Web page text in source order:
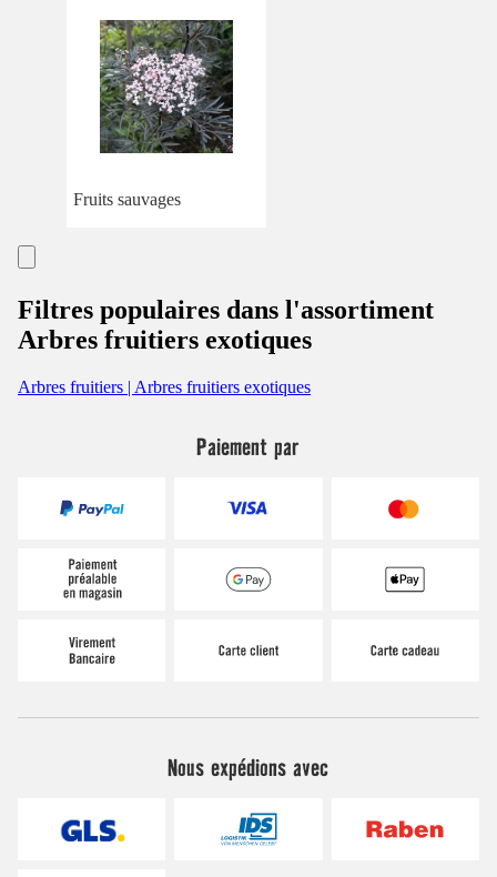
Fruits sauvages
Filtres populaires dans l'assortiment
Arbres fruitiers exotiques
Arbres fruitiers | Arbres fruitiers exotiques
Paiement par
Nous expédions avec